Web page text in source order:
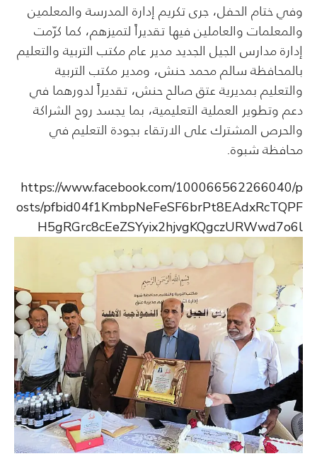
وفي ختام الحفل، جرى تكريم إدارة المدرسة والمعلمين
والمعلمات والعاملين فيها تقديراً لتميزهم، كما كرّمت
إدارة مدارس الجيل الجديد مدير عام مكتب التربية والتعليم
بالمحافظة سالم محمد حنش، ومدير مكتب التربية
والتعليم بمديرية عتق صالح حنش، تقديراً لدورهما في
دعم وتطوير العملية التعليمية، بما يجسد روح الشراكة
والحرص المشترك على الارتقاء بجودة التعليم في
محافظة شبوة.
https://www.facebook.com/100066562266040/p
osts/pfbid04f1KmbpNeFeSF6brPt8EAdxRcTQPF
H5gRGrc8cEeZSYyix2hjvgKQgczURWwd7o6l